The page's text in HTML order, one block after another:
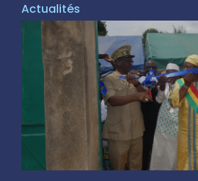
Actualités